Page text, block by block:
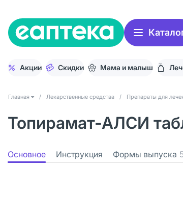
Акции Скидки Мама и малыш
Главная / Лекарственные средства / Препараты для
Топирамат-АЛСИ
Основное Инструкция Формы выпуска